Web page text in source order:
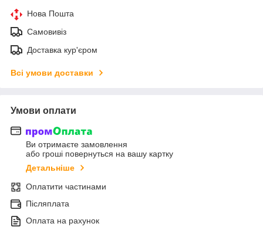
Нова Пошта
Самовивіз
Доставка кур'єром
Всі умови доставки
Умови оплати
Ви отримаєте замовлення
або гроші повернуться на вашу картку
Детальніше
Оплатити частинами
Післяплата
Оплата на рахунок